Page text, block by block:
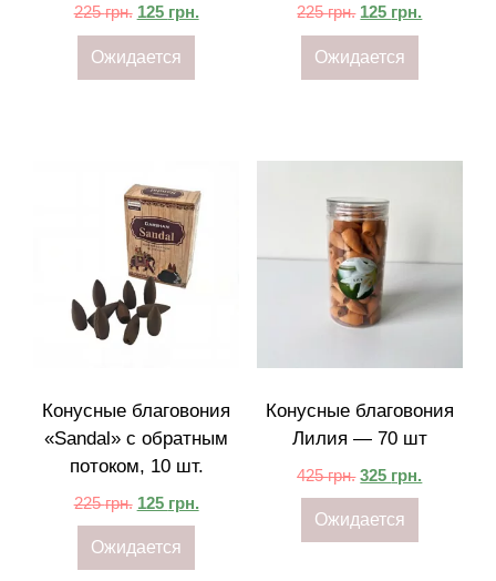
225грн. 125 грн.
Ожидается
225грн. 125 грн.
Ожидается
Конусные благовония
«Sandal» с обратным
потоком, 10 шт.
225грн. 125 грн.
Ожидается
Конусные благовония
Лилия — 70 шт
425грн. 325 грн.
Ожидается